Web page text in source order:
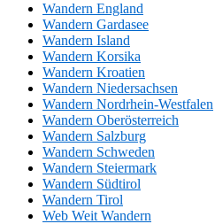
Wandern England
Wandern Gardasee
Wandern Island
Wandern Korsika
Wandern Kroatien
Wandern Niedersachsen
Wandern Nordrhein-Westfalen
Wandern Oberösterreich
Wandern Salzburg
Wandern Schweden
Wandern Steiermark
Wandern Südtirol
Wandern Tirol
Web Weit Wandern